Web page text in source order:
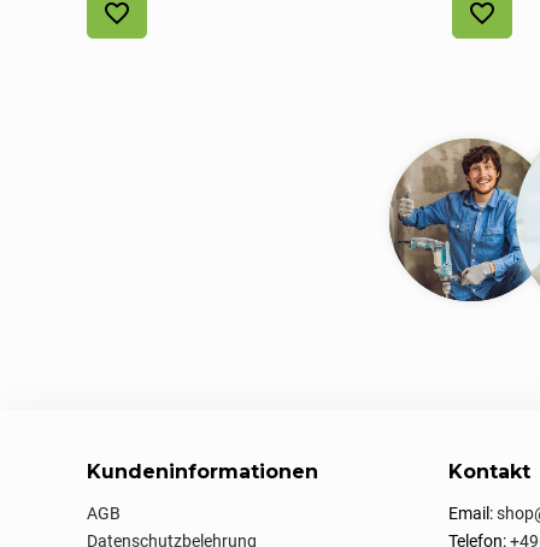
Kundeninformationen
AGB
Datenschutzbelehrung
Kontakt
Email:
Telefon: